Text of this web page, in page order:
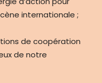
internationale ;
de coopération
de notre